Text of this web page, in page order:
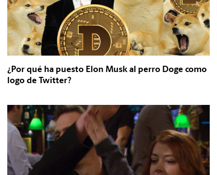
¿Por qué ha puesto Elon Musk al perro Doge como
logo de Twitter?